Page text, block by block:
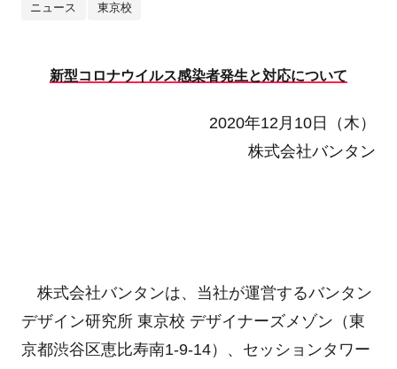
ニュース 東京校
新型コロナウイルス感染者発生と対応について
2020年12月10日（木）
株式会社バンタン
株式会社バンタンは、当社が運営するバンタン
デザイン研究所 東京校 デザイナーズメゾン（東
京都渋谷区恵比寿南1-9-14）、セッションタワー